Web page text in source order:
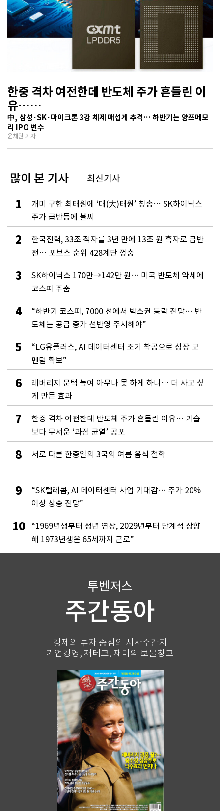
한중 격차 여전한데 반도체 주가 흔들린 이
유…
기술보다 무서운 ‘과점 균열’ 공포
中, 삼성·SK·마이크론 3강 체제 매섭게 추격… 하반기는 양쯔메모
리 IPO 변수
윤채원 기자
많이 본 기사 최신기사
1
개미 구한 최태원에 ‘대(大)태원’ 칭송… SK하이닉스
주가 급반등에 불씨
2
한국전력, 33조 적자를 3년 만에 13조 원 흑자로 급반
전… 포브스 순위 428계단 껑충
3
SK하이닉스 170만→142만 원… 미국 반도체 약세에
코스피 주춤
4
“하반기 코스피, 7000 선에서 박스권 등락 전망… 반
도체는 공급 증가 선반영 주시해야”
5
“LG유플러스, AI 데이터센터 조기 착공으로 성장 모
멘텀 확보”
6
레버리지 문턱 높여 아무나 못 하게 하니… 더 사고 싶
게 만든 효과
7
한중 격차 여전한데 반도체 주가 흔들린 이유… 기술
보다 무서운 ‘과점 균열’ 공포
8 서로 다른 한중일의 3국의 여름 음식 철학
9
“SK텔레콤, AI 데이터센터 사업 기대감… 주가 20%
이상 상승 전망”
10
“1969년생부터 정년 연장, 2029년부터 단계적 상향
해 1973년생은 65세까지 근로”
투벤저스
주간동아
경제와 투자 중심의 시사주간지
기업경영, 재테크, 재미의 보물창고